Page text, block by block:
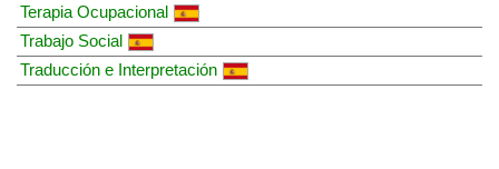
Terapia Ocupacional
Trabajo Social
Traducción e Interpretación